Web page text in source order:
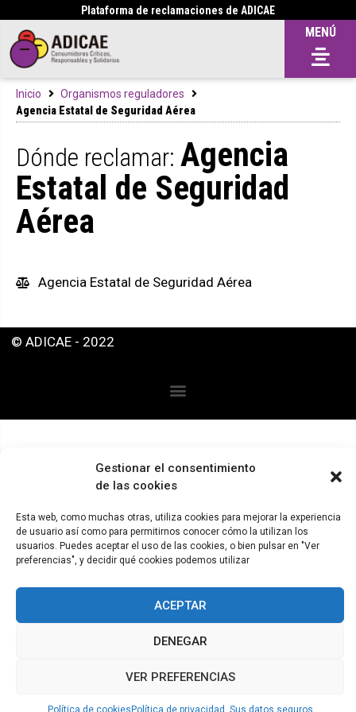
Gestionar el consentimiento
de las cookies
Esta web, como muchas otras, utiliza cookies para mejorar la experiencia
de usuario así como para permitirnos conocer cómo la utilizan los
usuarios. Puedes aceptar el uso de las cookies, o bien pulsar en "Ver
preferencias", y decidir qué cookies podemos utilizar
ACEPTAR
DENEGAR
VER PREFERENCIAS
Política de cookies Política de privacidad. Sus datos seguros
Plataforma de reclamaciones de ADICAE
MENÚ
Inicio
Organismos reguladores
Agencia Estatal de Seguridad Aérea
Dónde reclamar: Agencia
Estatal de Seguridad
Aérea
Agencia Estatal de Seguridad Aérea
© ADICAE - 2022